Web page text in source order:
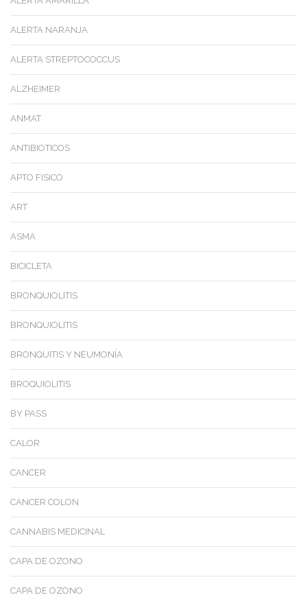
ALERTA NARANJA
ALERTA STREPTOCOCCUS
ALZHEIMER
ANMAT
ANTIBIOTICOS
APTO FISICO
ART
ASMA
BICICLETA
BRONQUIOLITIS
BRONQUIOLITIS
BRONQUITIS Y NEUMONÍA
BROQUIOLITIS
BY PASS
CALOR
CANCER
CANCER COLON
CANNABIS MEDICINAL
CAPA DE OZONO
CAPA DE OZONO